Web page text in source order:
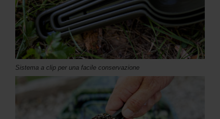
Sistema a clip per una facile conservazione